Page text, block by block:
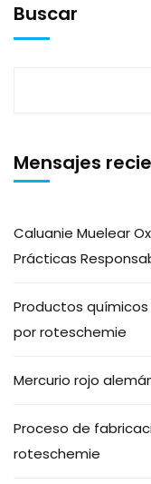
Buscar
Mensajes
Caluanie Muelear
Prácticas
Productos
por roteschemie
Mercurio rojo
Proceso de
roteschemie